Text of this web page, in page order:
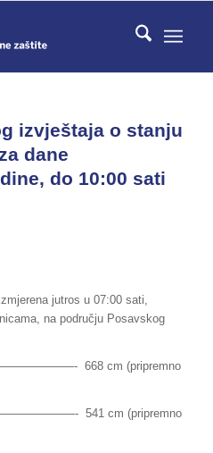
izvještaja o stanju
dane
do 10:00 sati
jutros u 07:00 sati,
na području Posavskog
668 cm (pripremno
541 cm (pripremno